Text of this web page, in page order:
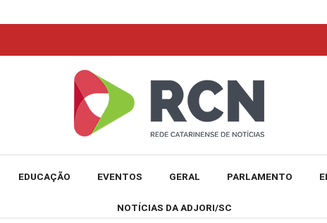
EDUCAÇÃO EVENTOS GERAL PARLAMENTO
NOTÍCIAS DA ADJORI/SC